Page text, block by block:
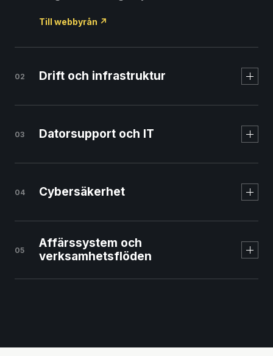
Till webbyrån ↗
02 Drift och infrastruktur
03 Datorsupport och IT
04 Cybersäkerhet
05
Affärssystem och
verksamhetsflöden